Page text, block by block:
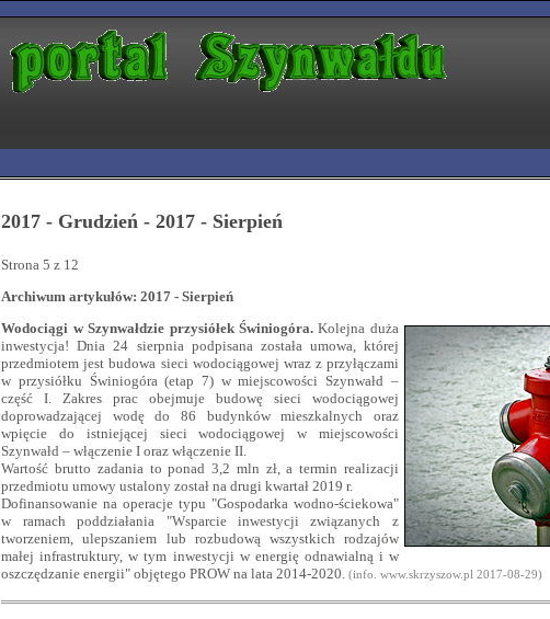
2017 - Grudzień - 2017 - Sierpień
Strona 5 z 12
Archiwum artykułów: 2017 - Sierpień
Wodociągi w Szynwałdzie przysiółek Świniogóra. Kolejna duża
inwestycja! Dnia 24 sierpnia podpisana została umowa, której
przedmiotem jest budowa sieci wodociągowej wraz z przyłączami
w przysiółku Świniogóra (etap 7) w miejscowości Szynwałd –
część I. Zakres prac obejmuje budowę sieci wodociągowej
doprowadzającej wodę do 86 budynków mieszkalnych oraz
wpięcie do istniejącej sieci wodociągowej w miejscowości
Szynwałd – włączenie I oraz włączenie II.
Wartość brutto zadania to ponad 3,2 mln zł, a termin realizacji
przedmiotu umowy ustalony został na drugi kwartał 2019 r.
Dofinansowanie na operacje typu "Gospodarka wodno-ściekowa"
w ramach poddziałania "Wsparcie inwestycji związanych z
tworzeniem, ulepszaniem lub rozbudową wszystkich rodzajów
małej infrastruktury, w tym inwestycji w energię odnawialną i w
oszczędzanie energii" objętego PROW na lata 2014-2020.(info. www.skrzyszow.pl2017-08-29)